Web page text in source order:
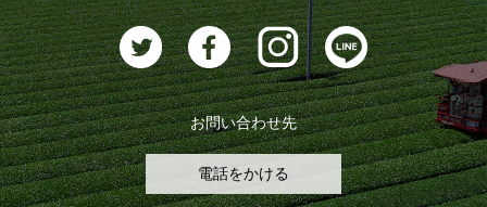
お問い合わせ先
電話をかける